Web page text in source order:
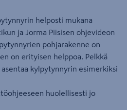
helposti mukana
ja Jorma Piisisen ohjevideon
pohjarakenne on
on erityisen helppoa. Pelkkä
kylpytynnyrin esimerkiksi
huolellisesti jo